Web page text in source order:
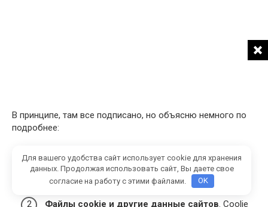
В принципе, там все подписано, но объясню немного по
подробнее:
История просмотров. С этим пунктом все
понятно — список тех сайтов, которые вы
посещали с последней очистки.
Файлы cookie и другие данные сайтов . Coolie
Для вашего удобства сайт использует cookie для хранения
данных. Продолжая использовать сайт, Вы даете свое
согласие на работу с этими файлами.
OK